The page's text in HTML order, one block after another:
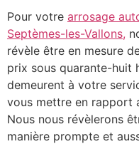
Pour votre arrosage
Septèmes-les-Vallons,
révèle être en mesure
prix sous quarante-huit
demeurent à votre
vous mettre en rapport
Nous nous révèlerons
manière prompte et